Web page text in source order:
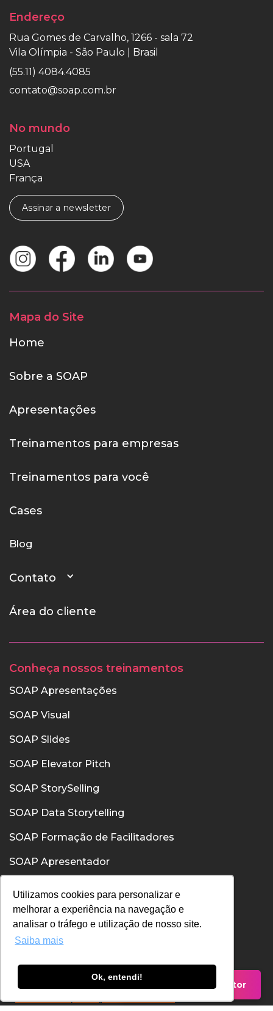
Utilizamos cookies para personalizar e
melhorar a experiência na navegação e
analisar o tráfego e utilização de nosso site.
Saiba mais
Ok, entendi!
Falar com um Consultor
Endereço
Rua Gomes de Carvalho, 1266 - sala 72
Vila Olímpia - São Paulo | Brasil
(55.11) 4084.4085
contato@soap.com.br
No mundo
Portugal
USA
França
Assinar a newsletter
Mapa do Site
Home
Sobre a SOAP
Apresentações
Treinamentos para empresas
Treinamentos para você
Cases
Blog
Contato
Área do cliente
Conheça nossos treinamentos
SOAP Apresentações
SOAP Visual
SOAP Slides
SOAP Elevator Pitch
SOAP StorySelling
SOAP Data Storytelling
SOAP Formação de Facilitadores
SOAP Apresentador
SOAP Comunicação Interpessoal
Termos de Uso
Entenda nossas políticas, fale com nosso DPO